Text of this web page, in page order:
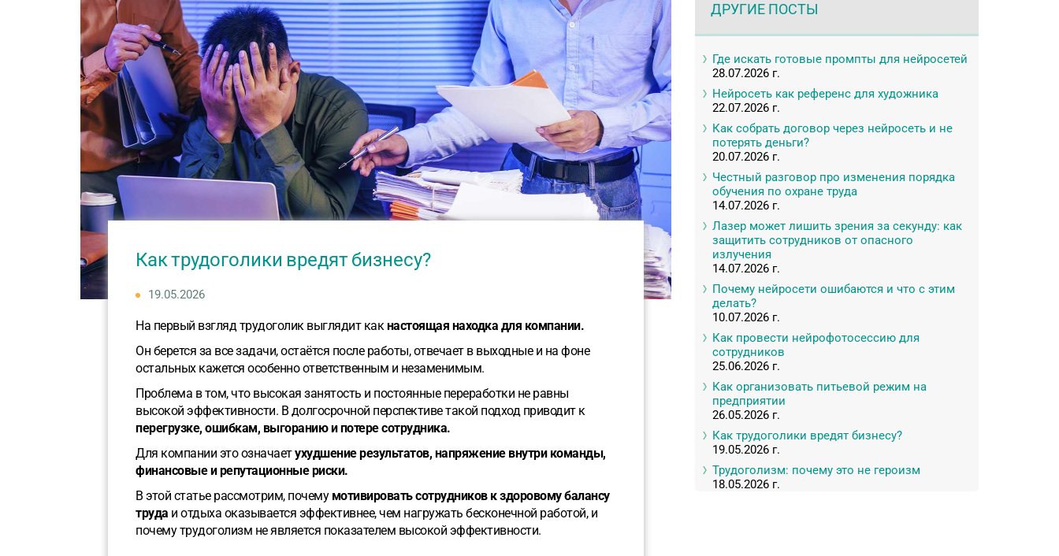
Как трудоголики вредят бизнесу?
19.05.2026
На первый взгляд трудоголик выглядит какнастоящая находка для компании.
Он берется за все задачи, остаётся после работы, отвечает в выходные и на фоне
остальных кажется особенно ответственным и незаменимым.
Проблема в том, что высокая занятость и постоянные переработки не равны
высокой эффективности. В долгосрочной перспективе такой подход приводит к
перегрузке, ошибкам, выгоранию и потере сотрудника.
Для компании это означаетухудшение результатов, напряжение внутри команды,
финансовые и репутационные риски.
В этой статье рассмотрим, почему мотивировать сотрудников к здоровому балансу
труда и отдыха оказывается эффективнее, чем нагружать бесконечной работой, и
почему трудоголизм не является показателем высокой эффективности.
ДРУГИЕ ПОСТЫ
Где искать готовые промпты для нейросетей
28.07.2026 г.
Нейросеть как референс для художника
22.07.2026 г.
Как собрать договор через нейросеть и не
потерять деньги?
20.07.2026 г.
Честный разговор про изменения порядка
обучения по охране труда
14.07.2026 г.
Лазер может лишить зрения за секунду: как
защитить сотрудников от опасного
излучения
14.07.2026 г.
Почему нейросети ошибаются и что с этим
делать?
10.07.2026 г.
Как провести нейрофотосессию для
сотрудников
25.06.2026 г.
Как организовать питьевой режим на
предприятии
26.05.2026 г.
Как трудоголики вредят бизнесу?
19.05.2026 г.
Трудоголизм: почему это не героизм
18.05.2026 г.